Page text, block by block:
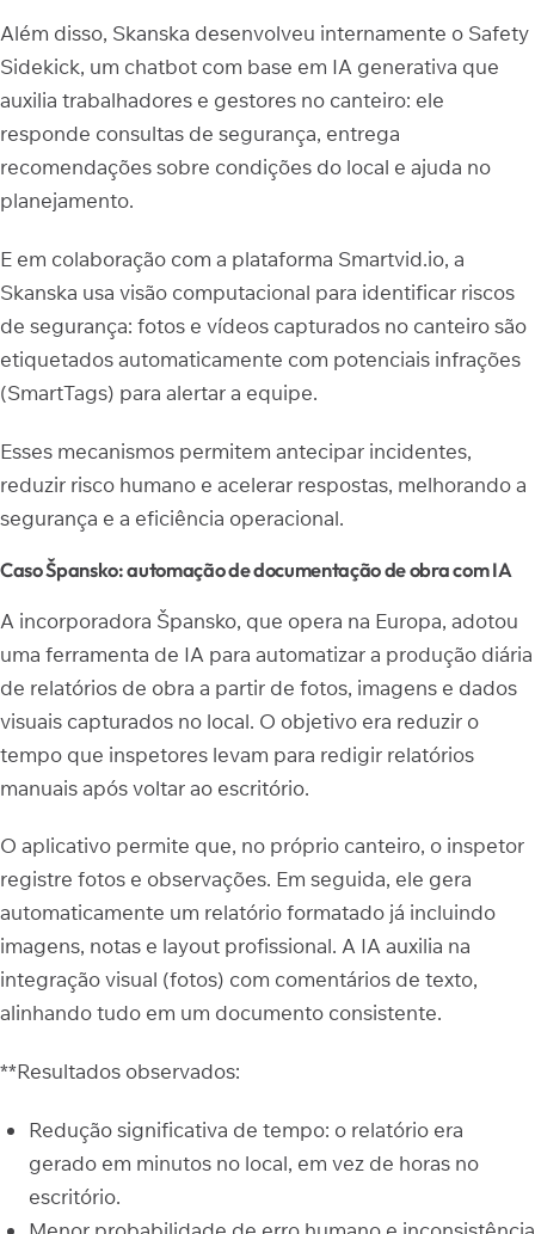
Além disso, Skanska desenvolveu internamente o Safety
Sidekick, um chatbot com base em IA generativa que
auxilia trabalhadores e gestores no canteiro: ele
responde consultas de segurança, entrega
recomendações sobre condições do local e ajuda no
planejamento.
E em colaboração com a plataforma Smartvid.io, a
Skanska usa visão computacional para identificar riscos
de segurança: fotos e vídeos capturados no canteiro são
etiquetados automaticamente com potenciais infrações
(SmartTags) para alertar a equipe.
Esses mecanismos permitem antecipar incidentes,
reduzir risco humano e acelerar respostas, melhorando a
segurança e a eficiência operacional.
Caso Špansko: automação de documentação de obra com IA
A incorporadora Špansko, que opera na Europa, adotou
uma ferramenta de IA para automatizar a produção diária
de relatórios de obra a partir de fotos, imagens e dados
visuais capturados no local. O objetivo era reduzir o
tempo que inspetores levam para redigir relatórios
manuais após voltar ao escritório.
O aplicativo permite que, no próprio canteiro, o inspetor
registre fotos e observações. Em seguida, ele gera
automaticamente um relatório formatado já incluindo
imagens, notas e layout profissional. A IA auxilia na
integração visual (fotos) com comentários de texto,
alinhando tudo em um documento consistente.
**Resultados observados:
Redução significativa de tempo: o relatório era
gerado em minutos no local, em vez de horas no
escritório.